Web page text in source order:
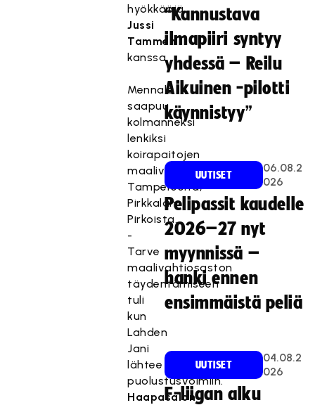
hyökkääjä
Jussi
Tammen
kanssa.
Mennala
saapuu
kolmanneksi
lenkiksi
koirapaitojen
maalivahtikolmikkoon
Tampereelta,
Pirkkalan
Pirkoista.
-
Tarve
maalivahtiosaston
täydentämiseen
tuli
kun
Lahden
Jani
lähtee
puolustusvoimiin.
Haapasalon
“Kannustava
ilmapiiri syntyy
yhdessä – Reilu
Aikuinen -pilotti
käynnistyy”
UUTISET
06.08.2
026
Pelipassit kaudelle
2026–27 nyt
myynnissä –
hanki ennen
ensimmäistä peliä
UUTISET
04.08.2
026
F-liigan alku